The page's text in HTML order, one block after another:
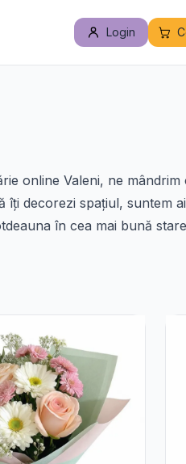
Login
online Valeni, ne mândrim
decorezi spațiul, suntem
în cea mai bună